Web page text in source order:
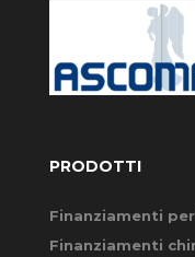
PRODOTTI
Finanziamenti
Finanziamenti